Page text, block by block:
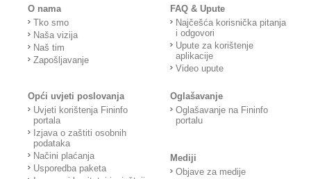
O nama
Tko smo
Naša vizija
Naš tim
Zapošljavanje
FAQ & Upute
Najčešća korisnička pitanja
i odgovori
Upute za korištenje
aplikacije
Video upute
Opći uvjeti poslovanja
Uvjeti korištenja Fininfo
portala
Izjava o zaštiti osobnih
podataka
Načini plaćanja
Usporedba paketa
Oglašavanje
Oglašavanje na Fininfo
portalu
Mediji
Objave za medije